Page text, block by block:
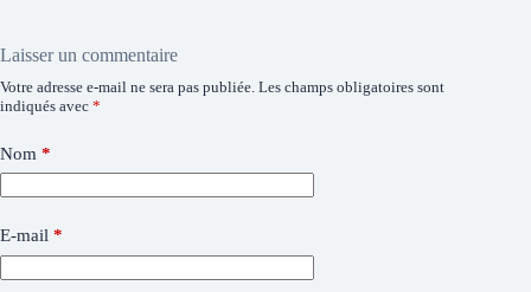
Laisser un commentaire
Votre adresse e-mail ne sera pas publiée. Les champs obligatoires sont
indiqués avec *
Nom *
E-mail *